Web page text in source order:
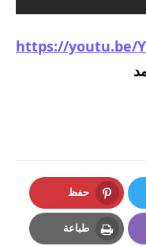
https://youtu.be/
حفظ
Pinterest
طباعة